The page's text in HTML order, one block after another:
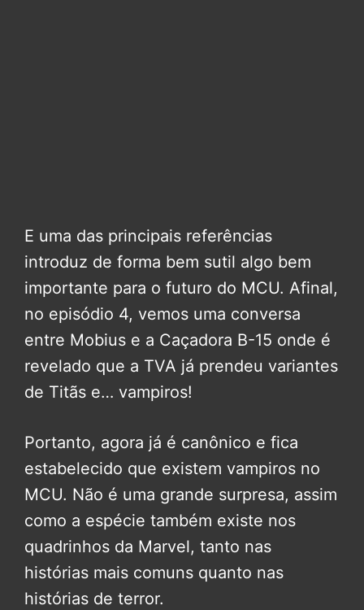
E uma das principais referências
introduz de forma bem sutil algo bem
importante para o futuro do MCU. Afinal,
no episódio 4, vemos uma conversa
entre Mobius e a Caçadora B-15 onde é
revelado que a TVA já prendeu variantes
de Titãs e… vampiros!
Portanto, agora já é canônico e fica
estabelecido que existem vampiros no
MCU. Não é uma grande surpresa, assim
como a espécie também existe nos
quadrinhos da Marvel, tanto nas
histórias mais comuns quanto nas
histórias de terror.